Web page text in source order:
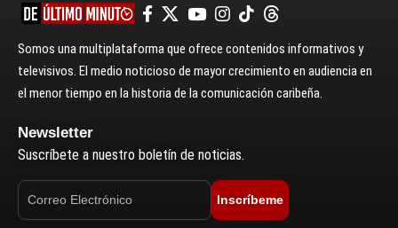
Somos una multiplataforma que ofrece contenidos informativos y
televisivos. El medio noticioso de mayor crecimiento en audiencia en
el menor tiempo en la historia de la comunicación caribeña.
Newsletter
Suscríbete a nuestro boletín de noticias.
Inscríbeme